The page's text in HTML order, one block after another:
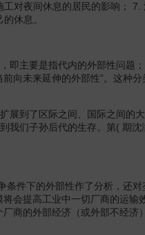
对夜间休息的居民的影响；
休息。
主要是指代内的外部性问题
向未来延伸的外部性”。这种
到了区际之间、国际之间的
我们子孙后代的生存。第( 期
条件下的外部性作了分析，还
会提高工业中一切厂商的运
商的外部经济（或外部不经